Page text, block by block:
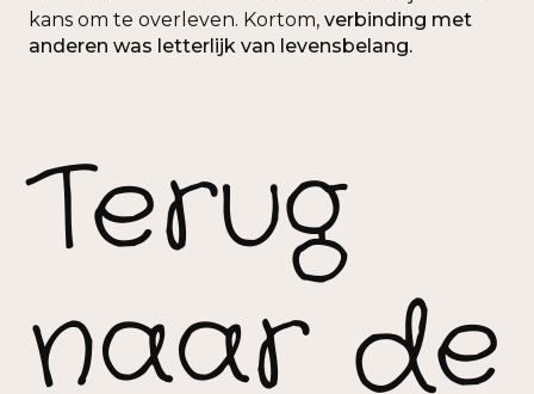
kans om te overleven. Kortom, verbinding met
anderen was letterlijk van levensbelang.
Terug
naar de